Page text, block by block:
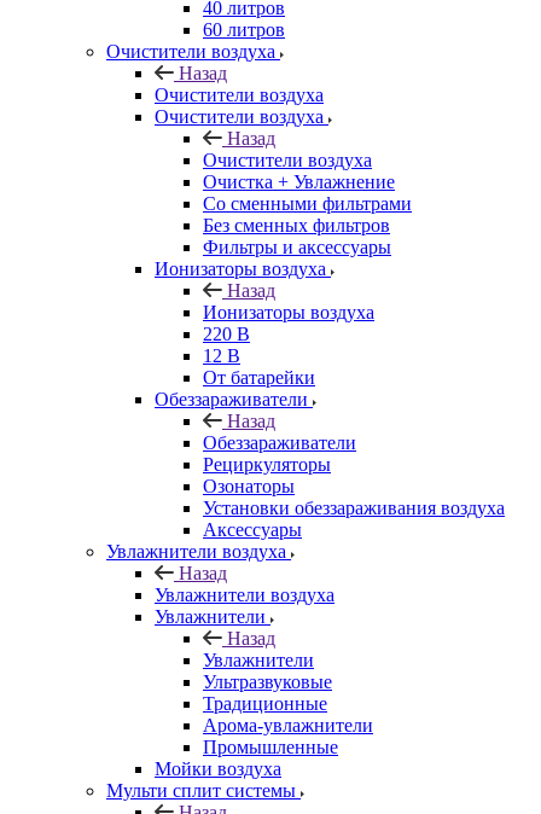
40 литров
60 литров
Очистители воздуха
Назад
Очистители воздуха
Очистители воздуха
Назад
Очистители воздуха
Очистка + Увлажнение
Cо сменными фильтрами
Без сменных фильтров
Фильтры и аксессуары
Ионизаторы воздуха
Назад
Ионизаторы воздуха
220 В
12 В
От батарейки
Обеззараживатели
Назад
Обеззараживатели
Рециркуляторы
Озонаторы
Установки обеззараживания воздуха
Аксессуары
Увлажнители воздуха
Назад
Увлажнители воздуха
Увлажнители
Назад
Увлажнители
Ультразвуковые
Традиционные
Арома-увлажнители
Промышленные
Мойки воздуха
Мульти сплит системы